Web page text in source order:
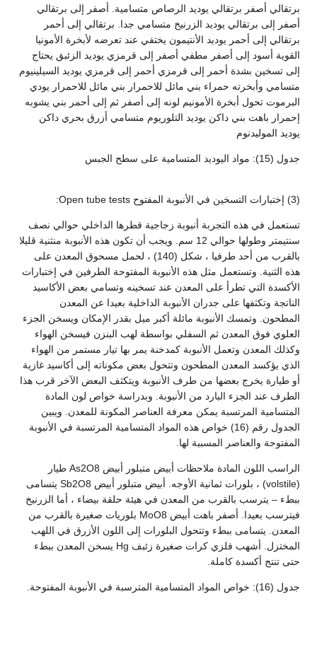
برتقالي أصفر برتقالي يوديد الرصاص متسامية. أصفر إلى برتقالي
أصفر إلى برتقالي يوديد الزرنيخ متسامي جدا. برتقالي إلى أحمر
برتقالي إلى أحمر يوديد الأنتيمون يختفي عند تعرضه لأبخرة الأمونيا
القوية أسود إلى أصفر مطفي أصفر إلى قرمزي يوديد الزئبق يحتاج
إلى تسخين بشدة أحمر إلى قرمزي أحمر إلى قرمزي يوديد السيلينيوم
متسامي وأبخرته حمراء بني مائل للاحمرار بني مائل للاحمرار يودي
البرموت تحول أبخرة الأمونيم لونه إلى أصفر ثم إلى أحمر بني يشوبه
إحمرار باهت بني داكن يوديد التلوريوم متسامي أزرق بحري داكن
يوديد الموليدنوم
جدول (15): مواد اليوديد المتسامية على سطح الجبس
(3) إختبارات التسخين في الأنبوبة المفتوح Open tube tests:
تستعمل في هذه التجربة أنبوبة زجاجية قطرها الداخلي حوالي نصف
سنتيمتر وطولها حوالي 12 سم. ويجب أن تكون هذه الأنبوبة منثنية قليلا
بالقرب من أحد طرفيا ، شكل (140) ، لحمل مسحوق المعدن على
هذه الثنية. وتستعمل مثل هذه الأنبوبة المفتوحة الطرفين في إختبارات
الأكسدة التي تطرأ على المعدن عند تسخينه وتسامي بعض الأكاسيد
الناتجة وتكثفها على جدران الأنبوبة الداخلية بعيدا عن المعدن
المطحون. وتمسك الأنبوبة مائلة أكبر ميل بقدر الإمكان ويسخن الجزء
العلوي فوق المعدن ثم السفلي بواسطة لهب البنزن فيسخن الهواء
وكذلك المعدن وتعمل الأنبوبة كمدخنة يمر بها تيار مستمر من الهواء
الذي يؤكسد المعدن المطحون وتتحول بعض مكوناته إلى أكاسيد غازية
أو طيارة يخرج بعضها من طرف الأنبوبة ويتكثف البعض الآخر قرب هذا
الطرف عند الجزء البارد من الأنبوبة. وبدراسة خواص لون المادة
المتسامية المرتسبة يمكن معرفة العناصر المكونة للمعدن. ويبين
الجدول رقم (16) خواص هذه المواد المتسامية المرتسبة في الأنبوبة
المفتوحة والعناصر المسببة لها.
الراسب اللون المادة ملاحظات أبيض متبلور أبيض As2O8 طيار
(volstile) ، بلورات ثمانية الأوجه. أبيض متبلور أبيض Sb2O8 يتسامى
ببطء – يترسب بالقرب من المعدن في هيئة حلقة بيضاء ، أما الزرنيخ
فيترسب بعيدا. أصفر باهت أبيض MoO8 بلوريات صغيرة بالقرب من
المعدن. يتسامى ببطء وتتحول البلورات إلى اللون الأزرق في اللهب
المختزل. أشهب فلزي كرات صغيرة زئبف Hg يسخن المعدن ببطء
حتى تنتج أكسدة كاملة.
جدول (16): خواص المواد المتسامية المترسبة في الأنبوبة المفتوحة.